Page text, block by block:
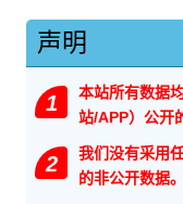
声明
1
本站所有数据
站/APP）公开
2
我们没有采用
的非公开数据。